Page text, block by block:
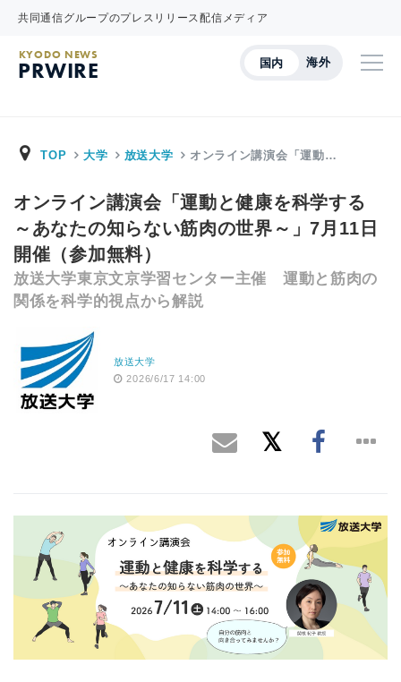
共同通信グループのプレスリリース配信メディア
国内 海外
KYODO NEWS
PRWIRE
TOP 大学 放送大学 オンライン講演会「運動…
オンライン講演会「運動と健康を科学する
～あなたの知らない筋肉の世界～」7月11日
開催（参加無料）
放送大学東京文京学習センター主催 運動と筋肉の
関係を科学的視点から解説
放送大学
2026/6/17 14:00